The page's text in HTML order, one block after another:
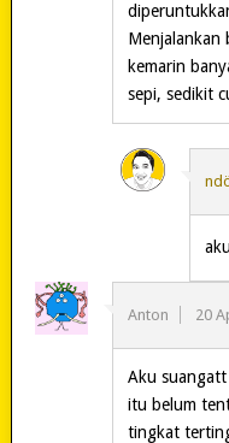
Menjalankan
kemarin
sepi, sedikit
Anton 20
Aku suangatt
itu belum
tingkat